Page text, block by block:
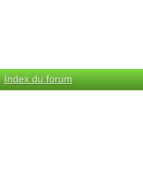
Index du forum